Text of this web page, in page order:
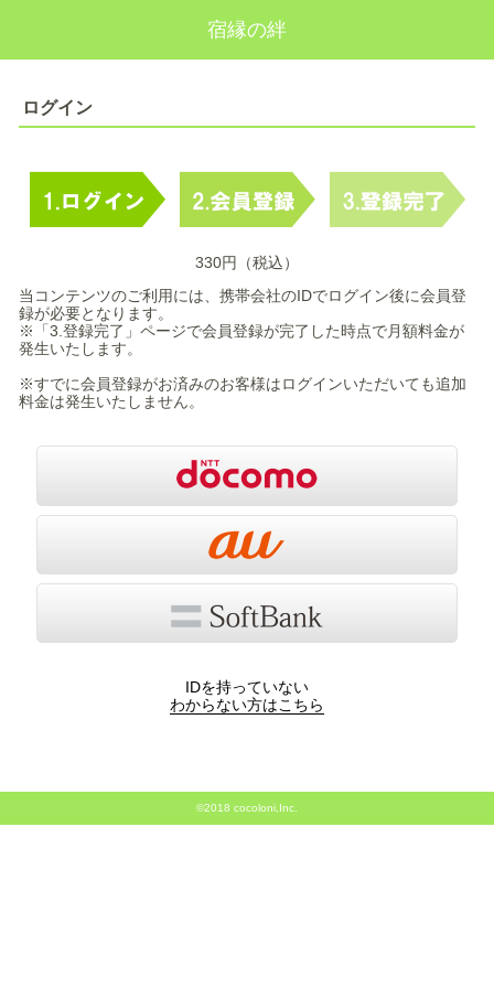
宿縁の絆
ログイン
330円（税込）
当コンテンツのご利用には、携帯会社のIDでログイン後に会員登
録が必要となります。
※「3.登録完了」ページで会員登録が完了した時点で月額料金が
発生いたします。
※すでに会員登録がお済みのお客様はログインいただいても追加
料金は発生いたしません。
IDを持っていない
わからない方はこちら
©2018 cocoloni,Inc.